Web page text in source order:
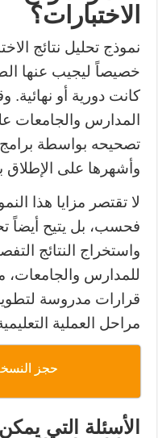
الاختبارات؟
نموذج تحليل نتائج
خصيصاً ليجيب عنها
كانت دورية أو نهائية.
المدارس والجامعات
تصحيحه بواسطة برامج
وأشهرها على الإطلاق
لا تقتصر مزايا هذا
فحسب، بل يتيح أيضاً
واستخراج النتائج
للمدارس والجامعات،
قرارات مدروسة
مراحل العملية
حجز
الأسئلة التي